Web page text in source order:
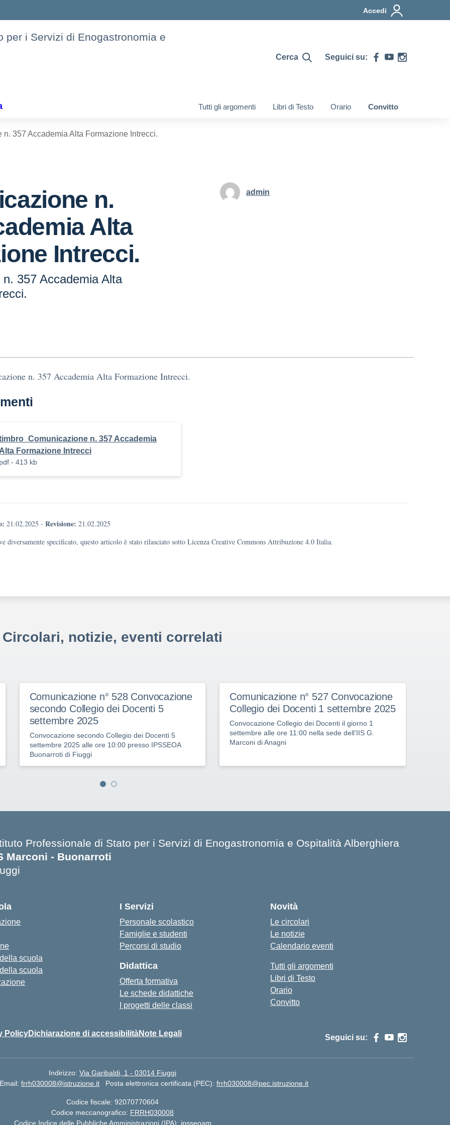
Accedi
per i Servizi di Enogastronomia e
Cerca Seguici su:
Tutti gli argomenti Libri di Testo Orario Convitto
n. 357 Accademia Alta Formazione Intrecci.
n.
Alta
Intrecci.
357 Accademia Alta
admin
n. 357 Accademia Alta Formazione Intrecci.
n. 357 Accademia
Alta Formazione Intrecci
pdf - 413 kb
21.02.2025 - Revisione: 21.02.2025
diversamente specificato, questo articolo è stato rilasciato sotto Licenza Creative Commons Attribuzione 4.0 Italia.
Circolari, notizie, eventi correlati
Comunicazione n° 528 Convocazione
secondo Collegio dei Docenti 5
settembre 2025
Convocazione secondo Collegio dei Docenti 5
settembre 2025 alle ore 10:00 presso IPSSEOA
Buonarroti di Fiuggi
Comunicazione n° 527 Convocazione
Collegio dei Docenti 1 settembre 2025
Convocazione Collegio dei Docenti il giorno 1
settembre alle ore 11:00 nella sede dell’IIS G.
Marconi di Anagni
Professionale di Stato per i Servizi di Enogastronomia e Ospitalità Alberghiera
Marconi - Buonarroti
della scuola
scuola
I Servizi
Personale scolastico
Famiglie e studenti
Percorsi di studio
Didattica
Offerta formativa
Le schede didattiche
I progetti delle classi
Novità
Le circolari
Le notizie
Calendario eventi
Tutti gli argomenti
Libri di Testo
Orario
Convitto
PolicyDichiarazione di accessibilitàNote Legali Seguici su:
Indirizzo: Via Garibaldi, 1 - 03014 Fiuggi
Email: frrh030008@istruzione.it Posta elettronica certificata (PEC): frrh030008@pec.istruzione.it
Codice fiscale: 92070770604
Codice meccanografico: FRRH030008
Codice Indice delle Pubbliche Amministrazioni (IPA): ipsseoam